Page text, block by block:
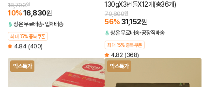
18,700원
10%16,830원
상온무료배송 업체배송
최대 15% 중복쿠폰
4.84 (400)
130gX3번들X12개(총36개)
70,800원
56% 31,152원
상온무료배송 공장직배송
최대 15% 중복쿠폰
4.82 (368)
박스특가
박스특가